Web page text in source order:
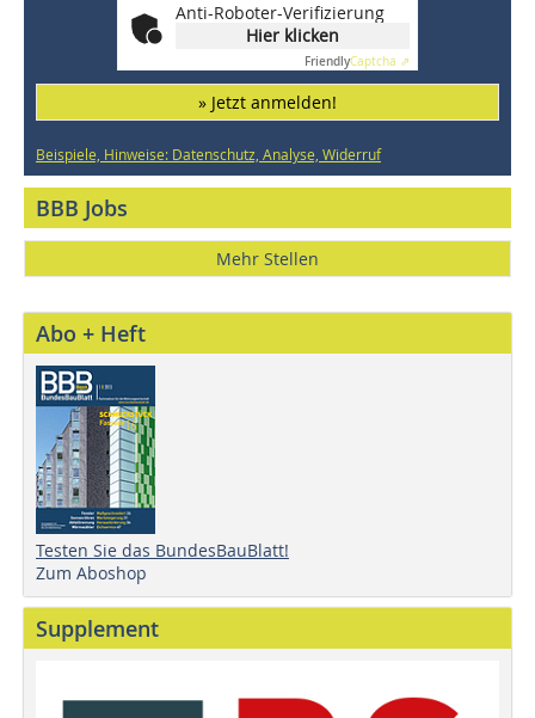
Anti-Roboter-Verifizierung
Hier klicken
FriendlyCaptcha ⇗
» Jetzt anmelden!
Beispiele, Hinweise: Datenschutz, Analyse, Widerruf
BBB Jobs
Mehr Stellen
Abo + Heft
Testen Sie das BundesBauBlatt!
Zum Aboshop
Supplement